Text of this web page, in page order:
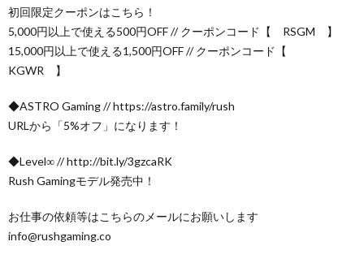
初回限定クーポンはこちら！
5,000円以上で使える500円OFF // クーポンコード【 RSGM 】
15,000円以上で使える1,500円OFF // クーポンコード【
KGWR 】
◆ASTRO Gaming // https://astro.family/rush
URLから「5%オフ」になります！
◆Level∞ // http://bit.ly/3gzcaRK
Rush Gamingモデル発売中！
お仕事の依頼等はこちらのメールにお願いします
info@rushgaming.co